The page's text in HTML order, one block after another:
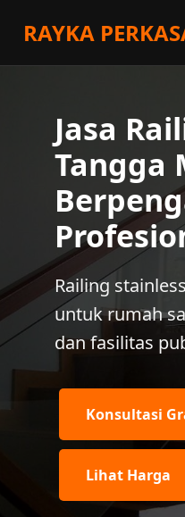
RAYKA
Jasa
Tangga
Railing
untuk rumah
dan fasilitas
Konsultasi
Lihat Harga